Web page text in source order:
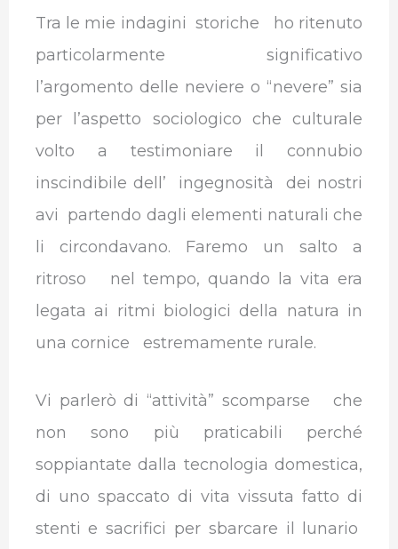
Tra le mie indagini storiche ho ritenuto
particolarmente significativo
l’argomento delle neviere o “nevere” sia
per l’aspetto sociologico che culturale
volto a testimoniare il connubio
inscindibile dell’ ingegnosità dei nostri
avi partendo dagli elementi naturali che
li circondavano. Faremo un salto a
ritroso nel tempo, quando la vita era
legata ai ritmi biologici della natura in
una cornice estremamente rurale.
Vi parlerò di “attività” scomparse che
non sono più praticabili perché
soppiantate dalla tecnologia domestica,
di uno spaccato di vita vissuta fatto di
stenti e sacrifici per sbarcare il lunario